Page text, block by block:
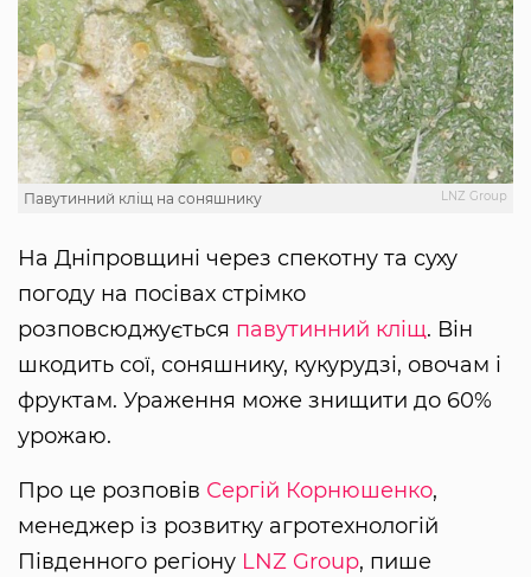
LNZ Group
Павутинний кліщ на соняшнику
На Дніпровщині через спекотну та суху
погоду на посівах стрімко
розповсюджується павутинний кліщ. Він
шкодить сої, соняшнику, кукурудзі, овочам і
фруктам. Ураження може знищити до 60%
урожаю.
Про це розповів Сергій Корнюшенко,
менеджер із розвитку агротехнологій
Південного регіону LNZ Group, пише